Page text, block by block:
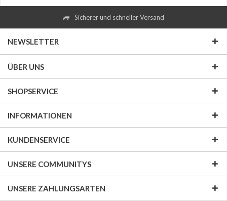
Sicherer und schneller Versand
NEWSLETTER
ÜBER UNS
SHOPSERVICE
INFORMATIONEN
KUNDENSERVICE
UNSERE COMMUNITYS
UNSERE ZAHLUNGSARTEN